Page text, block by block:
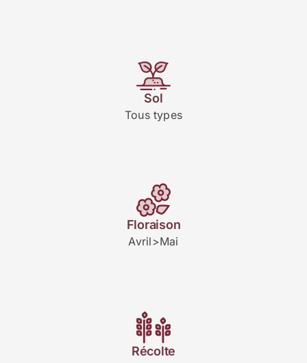
Sol
Tous types
Floraison
Avril>Mai
Récolte